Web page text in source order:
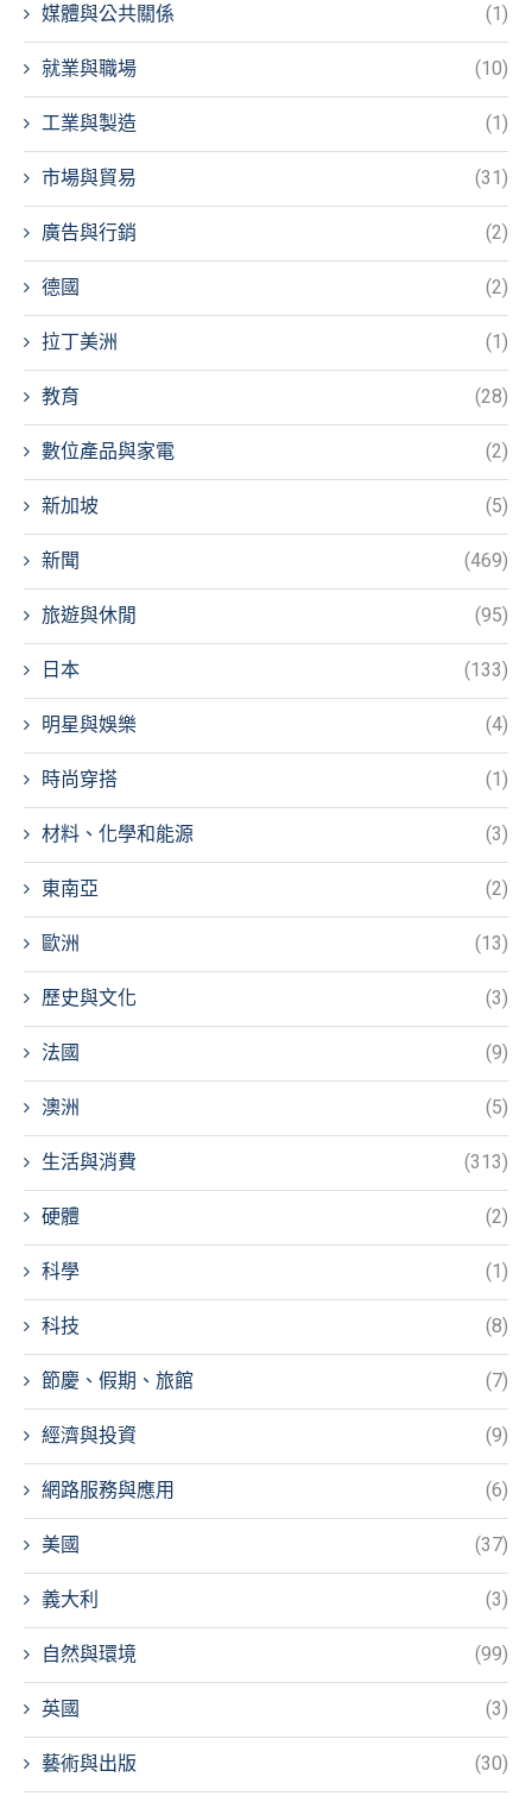
媒體與公共關係 (1)
就業與職場 (10)
工業與製造 (1)
市場與貿易 (31)
廣告與行銷 (2)
德國 (2)
拉丁美洲 (1)
教育 (28)
數位產品與家電 (2)
新加坡 (5)
新聞 (469)
旅遊與休閒 (95)
日本 (133)
明星與娛樂 (4)
時尚穿搭 (1)
材料、化學和能源 (3)
東南亞 (2)
歐洲 (13)
歷史與文化 (3)
法國 (9)
澳洲 (5)
生活與消費 (313)
硬體 (2)
科學 (1)
科技 (8)
節慶、假期、旅館 (7)
經濟與投資 (9)
網路服務與應用 (6)
美國 (37)
義大利 (3)
自然與環境 (99)
英國 (3)
藝術與出版 (30)